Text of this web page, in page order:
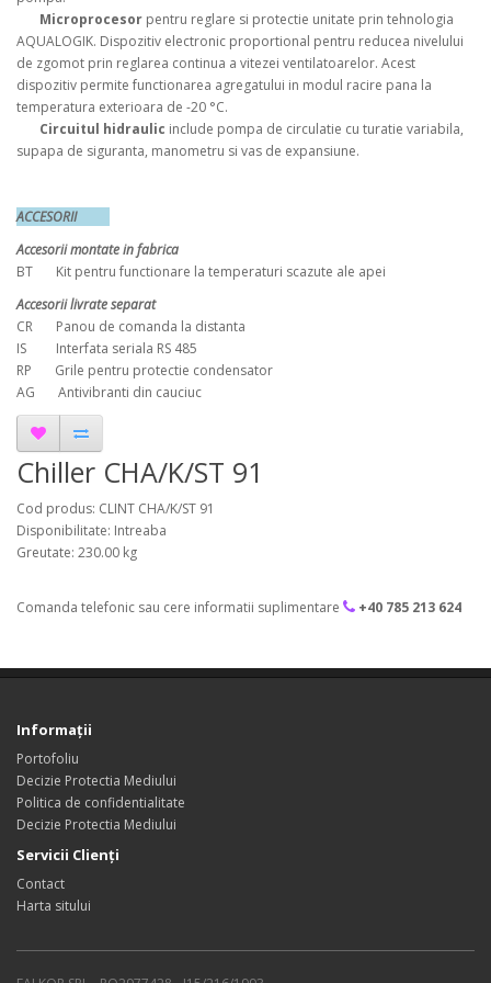
Microprocesor pentru reglare si protectie unitate prin tehnologia
AQUALOGIK. Dispozitiv electronic proportional pentru reducea nivelului
de zgomot prin reglarea continua a vitezei ventilatoarelor. Acest
dispozitiv permite functionarea agregatului in modul racire pana la
temperatura exterioara de -20 °C.
Circuitul hidraulic include pompa de circulatie cu turatie variabila,
supapa de siguranta, manometru si vas de expansiune.
ACCESORII
Accesorii montate in fabrica
BT Kit pentru functionare la temperaturi scazute ale apei
Accesorii livrate separat
CR Panou de comanda la distanta
IS Interfata seriala RS 485
RP Grile pentru protectie condensator
AG Antivibranti din cauciuc
Chiller CHA/K/ST 91
Cod produs: CLINT CHA/K/ST 91
Disponibilitate: Intreaba
Greutate: 230.00 kg
Comanda telefonic sau cere informatii suplimentare +40 785 213 624
Informaţii
Portofoliu
Decizie Protectia Mediului
Politica de confidentialitate
Decizie Protectia Mediului
Servicii Clienţi
Contact
Harta sitului